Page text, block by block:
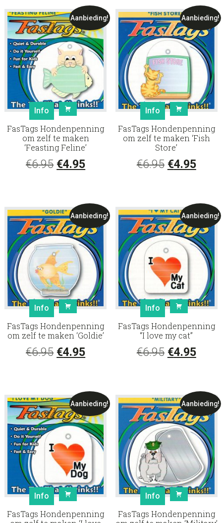
€6.95.€4.95.
€6.95.
Aanbieding!
Info
FasTags Hondenpenning
om zelf te maken
‘Feasting Feline’
€6.95 Oorspronkelijke
€6.95.
€4.95Huidige
€4.95.
Aanbieding!
Info
FasTags Hondenpenning
om zelf te maken ‘Fish
Store’
€6.95
€6.95.
€4.95
Aanbieding!
Info
FasTags Hondenpenning
om zelf te maken ‘Goldie’
€6.95 Oorspronkelijke
€6.95.
€4.95Huidige
€4.95.
Aanbieding!
Info
FasTags Hondenpenning
“I love my cat”
€6.95
€6.95.
€4.95
Aanbieding!
Info
FasTags Hondenpenning
Aanbieding!
Info
FasTags Hondenpenning